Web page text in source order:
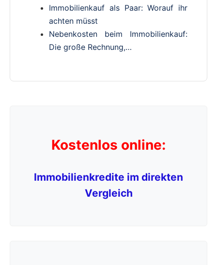
Immobilienkauf als Paar: Worauf ihr
achten müsst
Nebenkosten beim Immobilienkauf:
Die große Rechnung,…
Kostenlos online:
Immobilienkredite im direkten
Vergleich